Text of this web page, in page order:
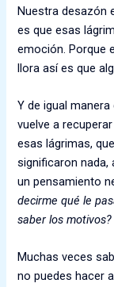
Nuestra desazón
es que esas
emoción. Porque
llora así es que
Y de igual
vuelve a
esas lágrimas,
significaron
un pensamiento
decirme qué le
saber los motivos?
Muchas veces
no puedes hacer